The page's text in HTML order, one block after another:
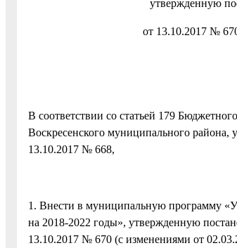
утвержденную
от 13.10.2017 №
В соответствии со статьей 179
Воскресенского муниципального
13.10.2017 № 668,
1. Внести в муниципальную программу
на 2018-2022 годы», утвержденную
13.10.2017 № 670 (с изменениями от